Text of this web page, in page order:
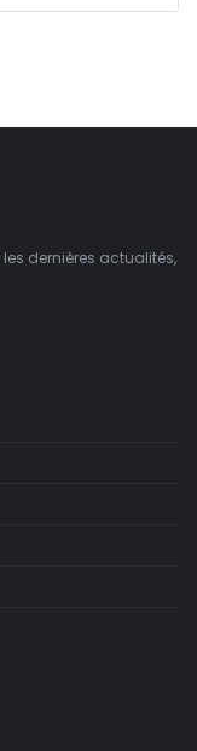
dernières actualités,